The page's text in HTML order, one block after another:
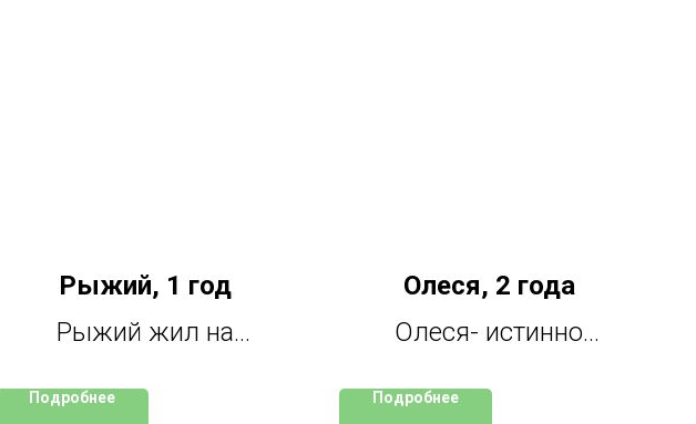
Рыжий, 1 год
Рыжий жил на
хозяев, которым не
Подробнее
Олеся, 2 года
Олеся- истинно
шикарной шубкой,
Подробнее